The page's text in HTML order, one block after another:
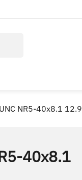
NR5-40x8.1 12.9
40x8.1